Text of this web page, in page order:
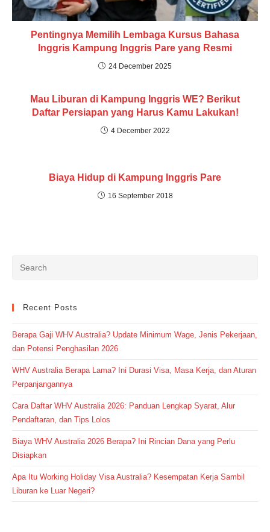
Pentingnya Memilih Lembaga Kursus Bahasa
Inggris Kampung Inggris Pare yang Resmi
24 December 2025
Mau Liburan di Kampung Inggris WE? Berikut
Daftar Persiapan yang Harus Kamu Lakukan!
4 December 2022
Biaya Hidup di Kampung Inggris Pare
16 September 2018
Recent Posts
Berapa Gaji WHV Australia? Update Minimum Wage, Jenis Pekerjaan,
dan Potensi Penghasilan 2026
WHV Australia Berapa Lama? Ini Durasi Visa, Masa Kerja, dan Aturan
Perpanjangannya
Cara Daftar WHV Australia 2026: Panduan Lengkap Syarat, Alur
Pendaftaran, dan Tips Lolos
Biaya WHV Australia 2026 Berapa? Ini Rincian Dana yang Perlu
Disiapkan
Apa Itu Working Holiday Visa Australia? Kesempatan Kerja Sambil
Liburan ke Luar Negeri?